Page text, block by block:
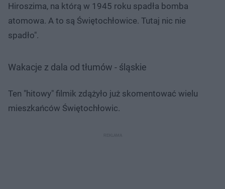
Hiroszima, na którą w 1945 roku spadła bomba
atomowa. A to są Świętochłowice. Tutaj nic nie
spadło".
Wakacje z dala od tłumów - śląskie
Ten "hitowy" filmik zdążyło już skomentować wielu
mieszkańców Świętochłowic.